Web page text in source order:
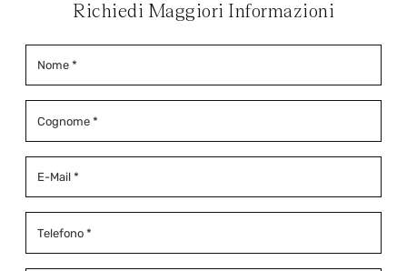
Richiedi Maggiori Informazioni